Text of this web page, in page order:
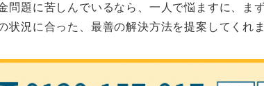
問題に苦しんでいるなら、一人で悩ますに、ま
状況に合った、最善の解決方法を提案してくれま